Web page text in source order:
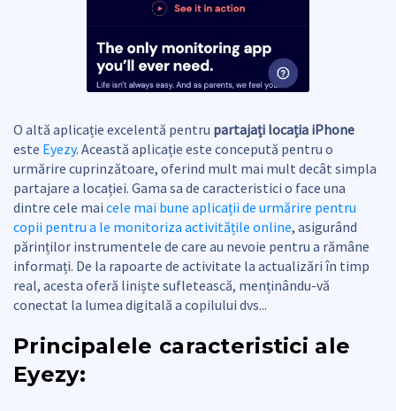
O altă aplicație excelentă pentru partajați locația iPhone
este Eyezy. Această aplicație este concepută pentru o
urmărire cuprinzătoare, oferind mult mai mult decât simpla
partajare a locației. Gama sa de caracteristici o face una
dintre cele mai cele mai bune aplicații de urmărire pentru
copii pentru a le monitoriza activitățile online, asigurând
părinților instrumentele de care au nevoie pentru a rămâne
informați. De la rapoarte de activitate la actualizări în timp
real, acesta oferă liniște sufletească, menținându-vă
conectat la lumea digitală a copilului dvs...
Principalele caracteristici ale
Eyezy: